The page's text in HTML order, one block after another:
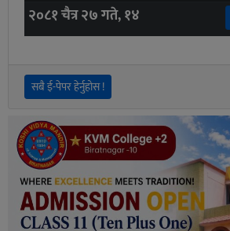
२०८१ चैत्र २७ गते, १४
सबै ई-पेपर हेर्नुहोस !